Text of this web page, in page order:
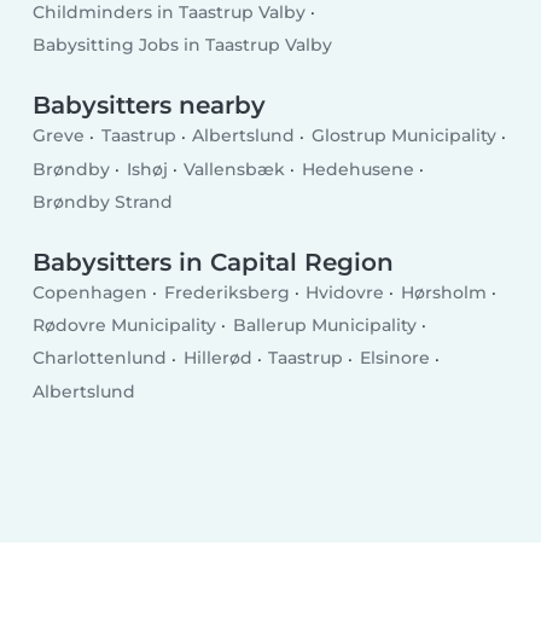
Childminders in Taastrup Valby
Babysitting Jobs in Taastrup Valby
Babysitters nearby
Greve Taastrup Albertslund
Glostrup Municipality
Brøndby
Ishøj Vallensbæk
Hedehusene
Brøndby Strand
Babysitters in Capital Region
Copenhagen Frederiksberg Hvidovre
Hørsholm
Rødovre Municipality
Ballerup Municipality
Charlottenlund
Hillerød Taastrup
Elsinore
Albertslund